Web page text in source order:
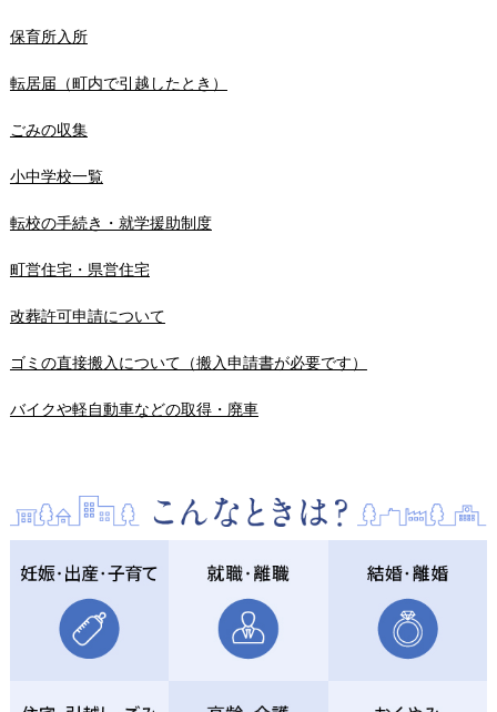
保育所入所
転居届（町内で引越したとき）
ごみの収集
小中学校一覧
転校の手続き・就学援助制度
町営住宅・県営住宅
改葬許可申請について
ゴミの直接搬入について（搬入申請書が必要です）
バイクや軽自動車などの取得・廃車